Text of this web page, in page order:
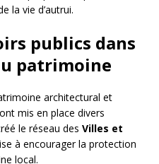
la vie d’autrui.
publics dans
patrimoine
architectural et
mis en place divers
le réseau des Villes et
à encourager la protection
local.